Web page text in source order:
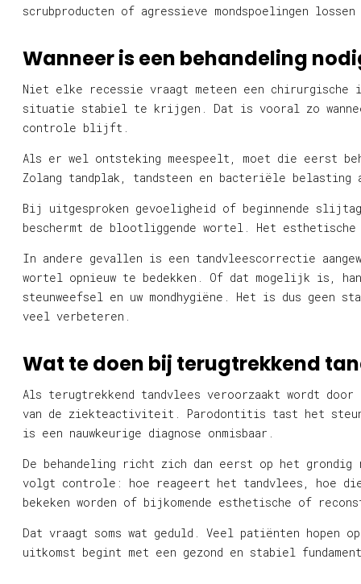
scrubproducten of agressieve mondspoelingen
Wanneer is een behandeling
Niet elke recessie vraagt meteen een chirurgische
situatie stabiel te krijgen. Dat is vooral zo
controle blijft.
Als er wel ontsteking meespeelt, moet die eerst
Zolang tandplak, tandsteen en bacteriële
Bij uitgesproken gevoeligheid of beginnende
beschermt de blootliggende wortel. Het
In andere gevallen is een tandvleescorrectie
wortel opnieuw te bedekken. Of dat mogelijk is,
steunweefsel en uw mondhygiëne. Het is dus
veel verbeteren.
Wat te doen bij terugtrekkend
Als terugtrekkend tandvlees veroorzaakt wordt
van de ziekteactiviteit. Parodontitis tast het
is een nauwkeurige diagnose onmisbaar.
De behandeling richt zich dan eerst op het grondig
volgt controle: hoe reageert het tandvlees, hoe
bekeken worden of bijkomende esthetische of
Dat vraagt soms wat geduld. Veel patiënten hopen
uitkomst begint met een gezond en stabiel